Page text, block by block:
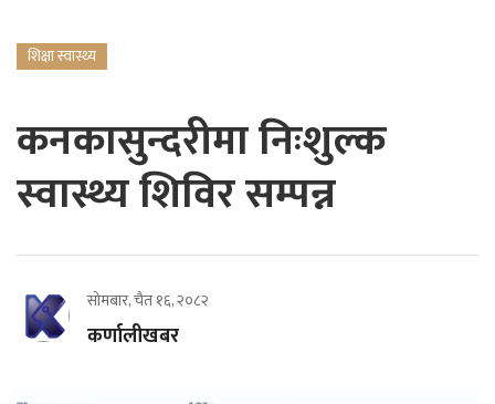
शिक्षा स्वास्थ्य
कनकासुन्दरीमा निःशुल्क
स्वास्थ्य शिविर सम्पन्न
सोमबार, चैत १६, २०८२
कर्णालीखबर